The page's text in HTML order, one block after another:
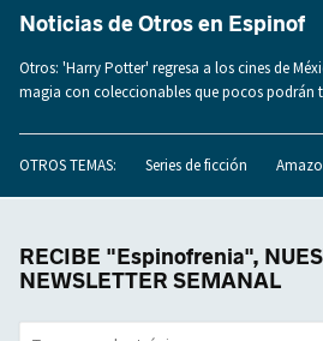
Noticias de Otros en Espinof
Otros: 'Harry Potter' regresa a los cines de
magia con coleccionables que pocos podrán
OTROS TEMAS: Series de ficción
RECIBE "Espinofrenia",
NEWSLETTER SEMANAL